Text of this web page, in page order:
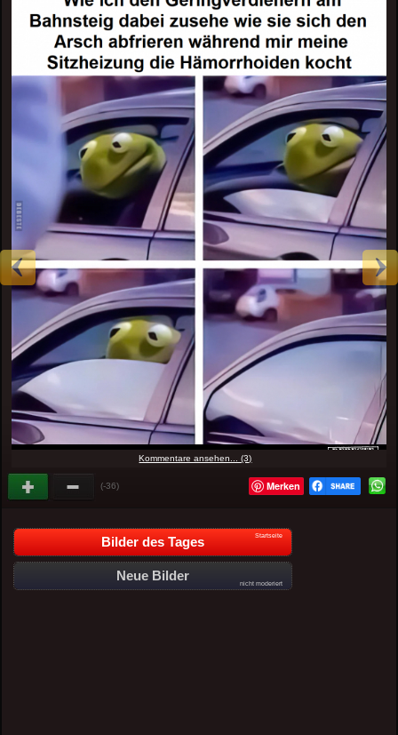
Kommentare ansehen... (3)
(-36) Merken
Bilder des Tages Startseite
Neue Bilder
nicht moderiert